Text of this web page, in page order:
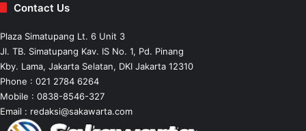
Contact Us
Plaza Simatupang Lt. 6 Unit 3
Jl. TB. Simatupang Kav. IS No. 1, Pd. Pinang
Kby. Lama, Jakarta Selatan, DKI Jakarta 12310
Phone : 021 2784 6264
Mobile : 0838-8546-327
Email : redaksi@sakawarta.com